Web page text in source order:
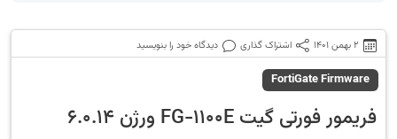
2 بهمن 1401 اشتراک گذاری دیدگاه خود را بنویسید
FortiGate Firmware
فریمور فورتی گیت FG-1100E ورژن 6.0.14